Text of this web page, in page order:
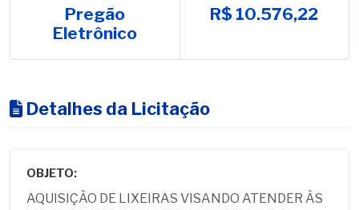
Pregão
Eletrônico
R$ 10.576,22
Detalhes da Licitação
OBJETO:
AQUISIÇÃO DE LIXEIRAS VISANDO ATENDER ÀS